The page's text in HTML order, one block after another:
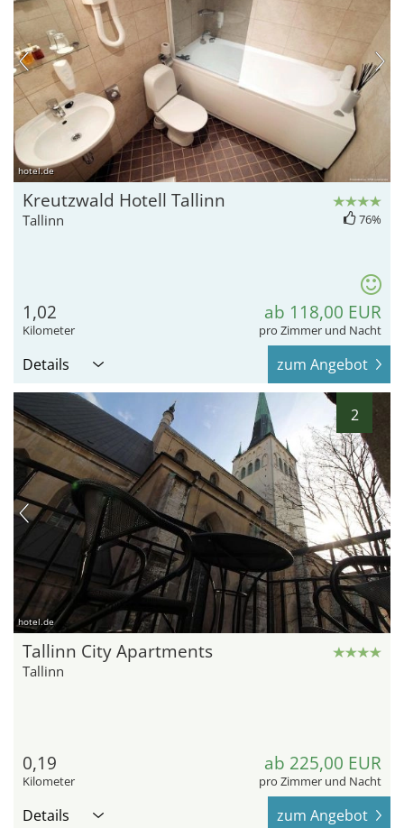
hotel.de
Kreutzwald Hotell Tallinn
Tallinn 76%
1,02
Kilometer
ab 118,00 EUR
pro Zimmer und Nacht
Details zum Angebot
2
hotel.de
Tallinn City Apartments
Tallinn
0,19
Kilometer
ab 225,00 EUR
pro Zimmer und Nacht
Details zum Angebot